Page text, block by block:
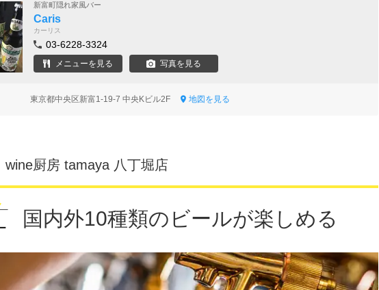
新富町隠れ家風バー
Caris
カーリス
03-6228-3324
メニューを見る 写真を見る
東京都中央区新富1-19-7 中央Kビル2F 地図を見る
wine厨房 tamaya 八丁堀店
国内外10種類のビールが楽しめる